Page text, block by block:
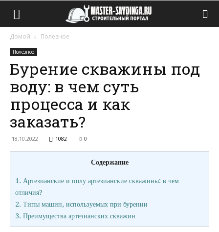
Домой Полезное
Полезное
Бурение скважины под
воду: в чем суть
процесса и как
заказать?
18.10.2022 1082 0
Содержание
1. Артезианские и полу артезианские скважины: в чем
отличия?
2. Типы машин, используемых при бурении
3. Преимущества артезианских скважин